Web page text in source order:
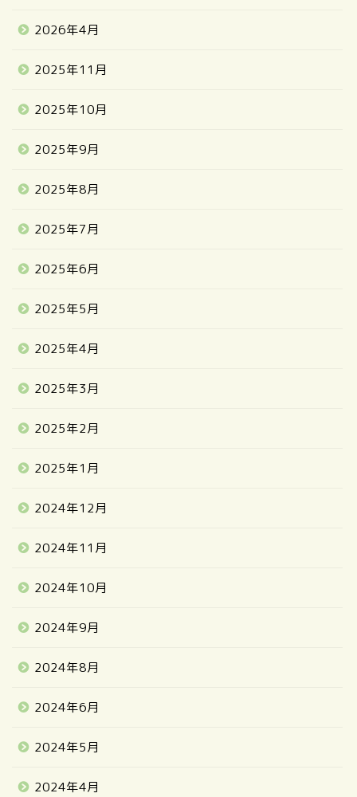
2026年4月
2025年11月
2025年10月
2025年9月
2025年8月
2025年7月
2025年6月
2025年5月
2025年4月
2025年3月
2025年2月
2025年1月
2024年12月
2024年11月
2024年10月
2024年9月
2024年8月
2024年6月
2024年5月
2024年4月